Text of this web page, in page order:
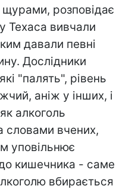
щурами, розповідає
Техаса вивчали
давали певні
Дослідники
"палять", рівень
аніж у інших, і
алкоголь
словами вчених,
уповільнює
кишечника - саме
вбирається